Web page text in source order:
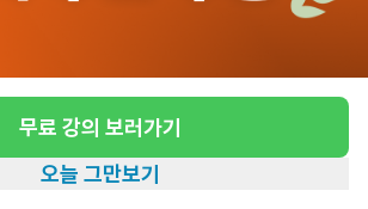
무료 강의 보러가기
오늘 그만보기